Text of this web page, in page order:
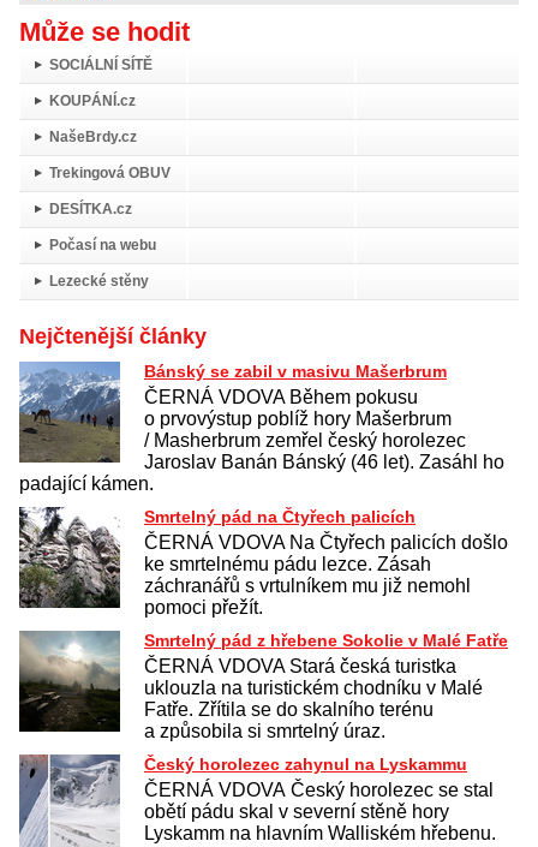
Může se hodit
SOCIÁLNÍ SÍTĚ
KOUPÁNÍ.cz
NašeBrdy.cz
Trekingová OBUV
DESÍTKA.cz
Počasí na webu
Lezecké stěny
Nejčtenější články
Bánský se zabil v masivu Mašerbrum
ČERNÁ VDOVA Během pokusu
o prvovýstup poblíž hory Mašerbrum
/ Masherbrum zemřel český horolezec
Jaroslav Banán Bánský (46 let). Zasáhl ho
padající kámen.
Smrtelný pád na Čtyřech palicích
ČERNÁ VDOVA Na Čtyřech palicích došlo
ke smrtelnému pádu lezce. Zásah
záchranářů s vrtulníkem mu již nemohl
pomoci přežít.
Smrtelný pád z hřebene Sokolie v Malé Fatře
ČERNÁ VDOVA Stará česká turistka
uklouzla na turistickém chodníku v Malé
Fatře. Zřítila se do skalního terénu
a způsobila si smrtelný úraz.
Český horolezec zahynul na Lyskammu
ČERNÁ VDOVA Český horolezec se stal
obětí pádu skal v severní stěně hory
Lyskamm na hlavním Walliském hřebenu.